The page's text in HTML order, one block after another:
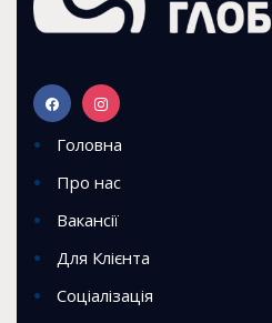
Головна
Про нас
Вакансії
Для Клієнта
Соціалізація